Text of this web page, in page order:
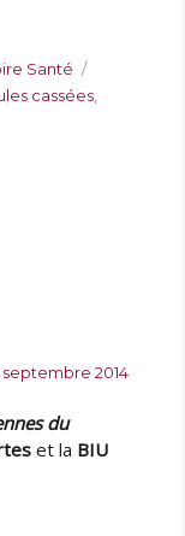
Santé
cassées,
septembre 2014
du
et la BIU